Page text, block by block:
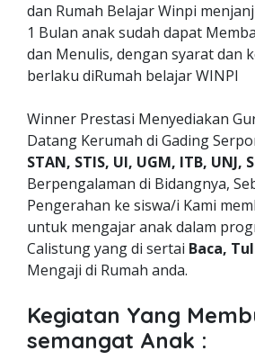
dan Rumah Belajar Winpi
1 Bulan anak sudah dapat
dan Menulis, dengan syarat dan
berlaku diRumah belajar WINPI
Winner Prestasi Menyediakan
Datang Kerumah di Gading
STAN, STIS, UI, UGM, ITB, UNJ,
Berpengalaman di Bidangnya,
Pengerahan ke siswa/i Kami
untuk mengajar anak dalam
Calistung yang di sertai Baca,
Mengaji di Rumah anda.
Kegiatan Yang
semangat Anak :